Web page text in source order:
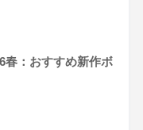
春：おすすめ新作ボ